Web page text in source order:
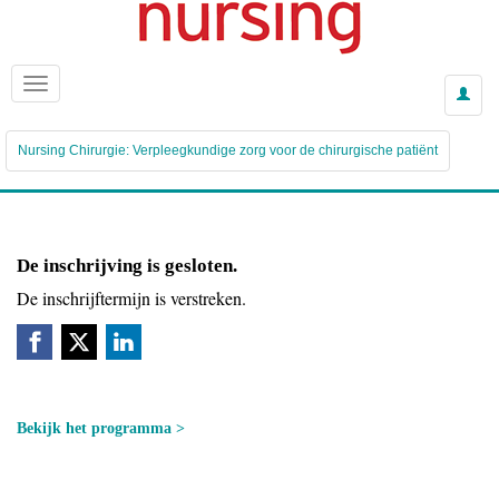
Nursing Chirurgie: Verpleegkundige zorg voor de chirurgische patiënt
De inschrijving is gesloten.
De inschrijftermijn is verstreken.
Bekijk het programma >